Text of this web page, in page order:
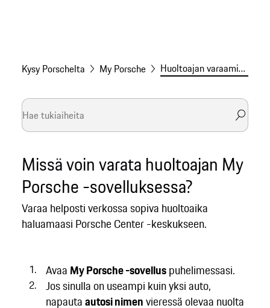
Kysy Porschelta My Porsche Huoltoajan varaaminen verkossa
Missä voin varata huoltoajan My
Porsche -sovelluksessa?
Varaa helposti verkossa sopiva huoltoaika
haluamaasi Porsche Center -keskukseen.
Avaa My Porsche -sovelluspuhelimessasi.
Jos sinulla on useampi kuin yksi auto,
napautaautosi nimenvieressä olevaa nuolta